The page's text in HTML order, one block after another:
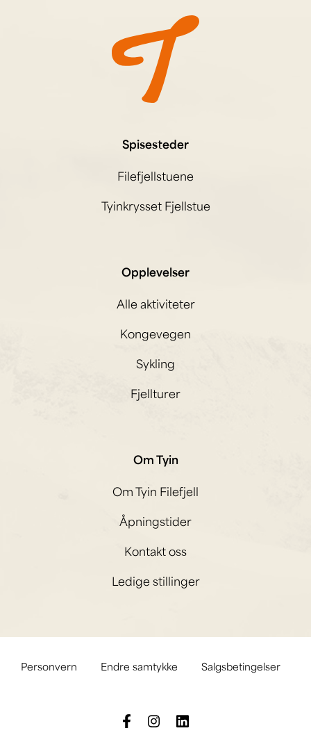
Spisesteder
Filefjellstuene
Tyinkrysset Fjellstue
Opplevelser
Alle aktiviteter
Kongevegen
Sykling
Fjellturer
Om Tyin
Om Tyin Filefjell
Åpningstider
Kontakt oss
Ledige stillinger
Personvern Endre samtykke Salgsbetingelser